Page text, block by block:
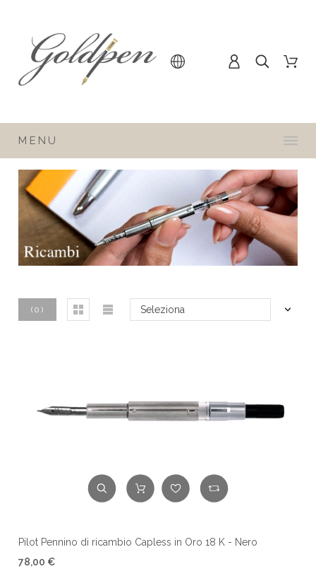
MENU
( 0 ) Seleziona
Pilot Pennino di ricambio Capless in Oro 18 K - Nero
78,00 €